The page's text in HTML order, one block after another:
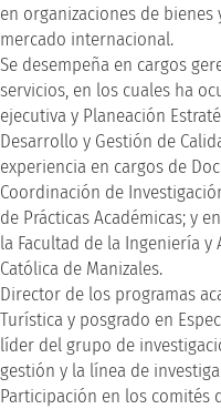
en organizaciones de
mercado internacional.
Se desempeña en cargos
servicios, en los cuales ha
ejecutiva y Planeación
Desarrollo y Gestión de
experiencia en cargos de
Coordinación de
de Prácticas Académicas; y
la Facultad de la Ingeniería
Católica de Manizales.
Director de los programas
Turística y posgrado en
líder del grupo de
gestión y la línea de
Participación en los comités